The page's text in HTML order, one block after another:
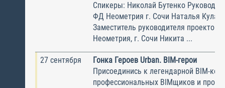
Спикеры: Николай Бутенко
ФД Неометрия г. Сочи Наталья
Заместитель руководителя проектов
Неометрия, г. Сочи Никита ...
27 сентября
Гонка Героев Urban. BIM-герои
Присоединись к легендарной BIM-
профессиональных BIMщиков и